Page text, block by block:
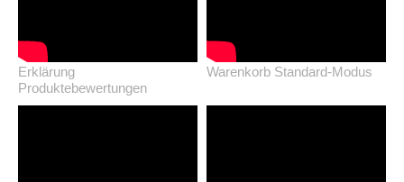
Erklärung
Produktebewertungen
Warenkorb Standard-Modus